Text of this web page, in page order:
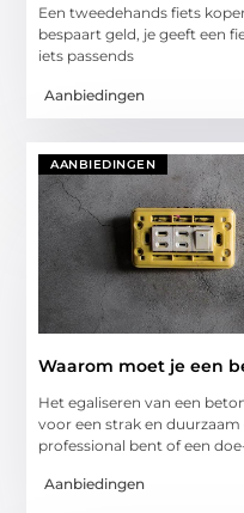
Een tweedehands fiets
bespaart geld, je geeft een
iets passends
Aanbiedingen
AANBIEDINGEN
Waarom moet je een
Het egaliseren van een
voor een strak en
professional bent of een
Aanbiedingen